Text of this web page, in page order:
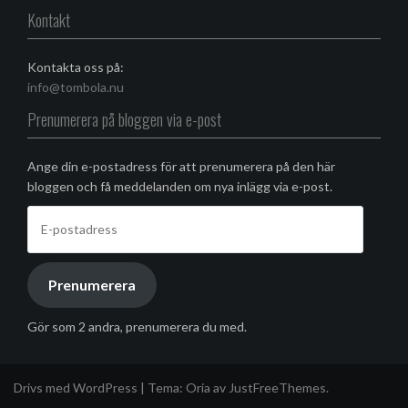
Kontakt
Kontakta oss på:
info@tombola.nu
Prenumerera på bloggen via e-post
Ange din e-postadress för att prenumerera på den här
bloggen och få meddelanden om nya inlägg via e-post.
postadress
Prenumerera
Gör som 2 andra, prenumerera du med.
Drivs med WordPress | Tema: Oria av JustFreeThemes.